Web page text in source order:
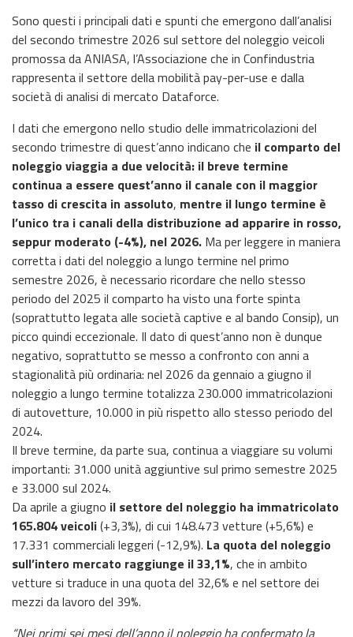
Sono questi i principali dati e spunti che emergono dall’analisi
del secondo trimestre 2026 sul settore del noleggio veicoli
promossa da ANIASA, l’Associazione che in Confindustria
rappresenta il settore della mobilità pay-per-use e dalla
società di analisi di mercato Dataforce.
I dati che emergono nello studio delle immatricolazioni del
secondo trimestre di quest’anno indicano che il comparto del
noleggio viaggia a due velocità: il breve termine
continua a essere quest’anno il canale con il maggior
tasso di crescita in assoluto, mentre il lungo termine è
l’unico tra i canali della distribuzione ad apparire in rosso,
seppur moderato (-4%), nel 2026. Ma per leggere in maniera
corretta i dati del noleggio a lungo termine nel primo
semestre 2026, è necessario ricordare che nello stesso
periodo del 2025 il comparto ha visto una forte spinta
(soprattutto legata alle società captive e al bando Consip), un
picco quindi eccezionale. Il dato di quest’anno non è dunque
negativo, soprattutto se messo a confronto con anni a
stagionalità più ordinaria: nel 2026 da gennaio a giugno il
noleggio a lungo termine totalizza 230.000 immatricolazioni
di autovetture, 10.000 in più rispetto allo stesso periodo del
2024.
Il breve termine, da parte sua, continua a viaggiare su volumi
importanti: 31.000 unità aggiuntive sul primo semestre 2025
e 33.000 sul 2024.
Da aprile a giugno il settore del noleggio ha immatricolato
165.804 veicoli(+3,3%), di cui 148.473 vetture (+5,6%) e
17.331 commerciali leggeri (-12,9%). La quota del noleggio
sull’intero mercato raggiunge il 33,1%, che in ambito
vetture si traduce in una quota del 32,6% e nel settore dei
mezzi da lavoro del 39%.